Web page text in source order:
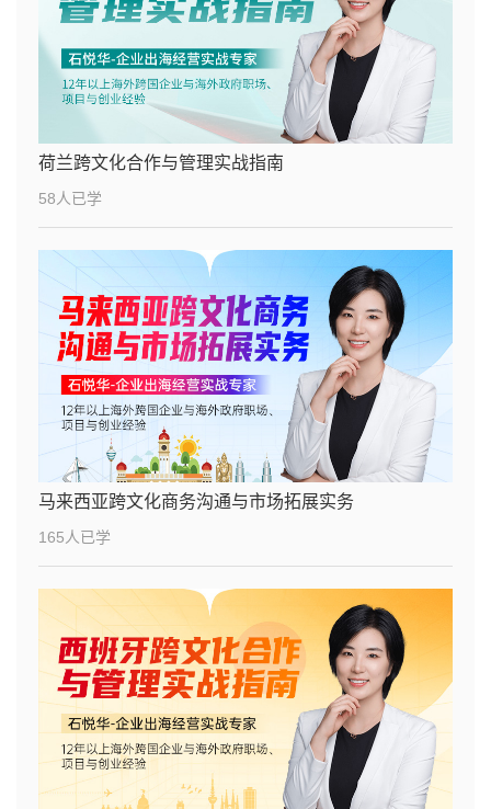
荷兰跨文化合作与管理实战指南
58人已学
马来西亚跨文化商务沟通与市场拓展实务
165人已学